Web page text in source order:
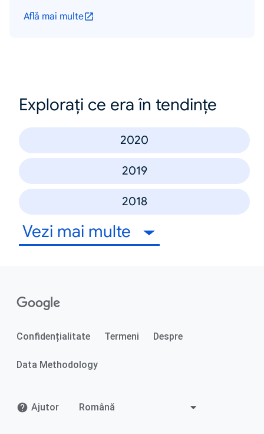
Află mai multe
Explorați ce era în tendințe
2020
2019
2018
Vezi mai multe
Confidențialitate Termeni Despre
Data Methodology
Ajutor